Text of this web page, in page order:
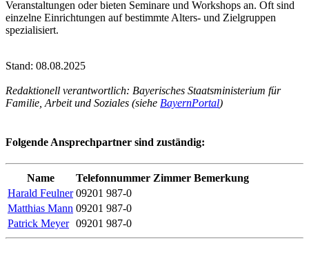
Veranstaltungen oder bieten Seminare und Workshops an. Oft sind
einzelne Einrichtungen auf bestimmte Alters- und Zielgruppen
spezialisiert.
Stand: 08.08.2025
Redaktionell verantwortlich: Bayerisches Staatsministerium für
Familie, Arbeit und Soziales (siehe BayernPortal)
Folgende Ansprechpartner sind zuständig:
Name Telefonnummer Zimmer Bemerkung
Harald Feulner 09201 987-0
Matthias Mann 09201 987-0
Patrick Meyer 09201 987-0